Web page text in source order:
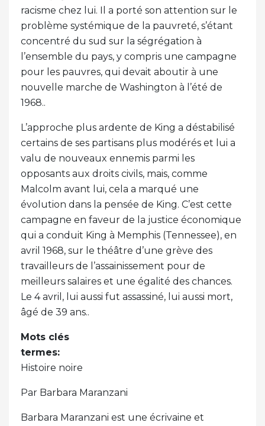
racisme chez lui. Il a porté son attention sur le
problème systémique de la pauvreté, s’étant
concentré du sud sur la ségrégation à
l’ensemble du pays, y compris une campagne
pour les pauvres, qui devait aboutir à une
nouvelle marche de Washington à l’été de
1968..
L’approche plus ardente de King a déstabilisé
certains de ses partisans plus modérés et lui a
valu de nouveaux ennemis parmi les
opposants aux droits civils, mais, comme
Malcolm avant lui, cela a marqué une
évolution dans la pensée de King. C’est cette
campagne en faveur de la justice économique
qui a conduit King à Memphis (Tennessee), en
avril 1968, sur le théâtre d’une grève des
travailleurs de l’assainissement pour de
meilleurs salaires et une égalité des chances.
Le 4 avril, lui aussi fut assassiné, lui aussi mort,
âgé de 39 ans..
Mots clés
termes:
Histoire noire
Par Barbara Maranzani
Barbara Maranzani est une écrivaine et